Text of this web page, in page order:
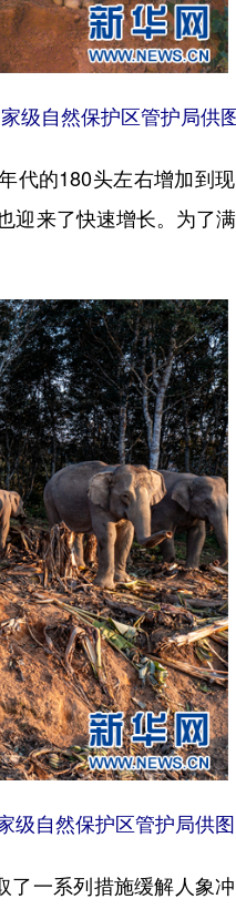
级自然保护区管护局供
的180头左右增加到
迎来了快速增长。为了
级自然保护区管护局供
一系列措施缓解人象